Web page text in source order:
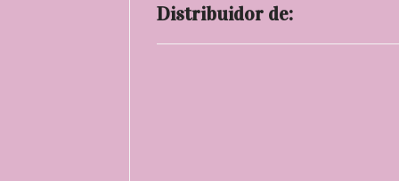
Distribuidor de: